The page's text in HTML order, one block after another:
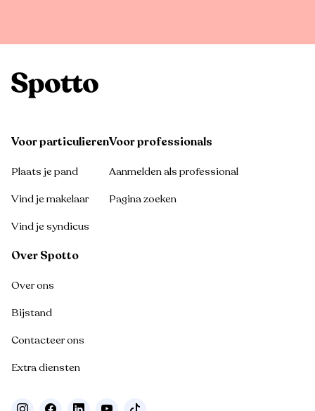
Voor particulieren
Plaats je pand
Vind je makelaar
Vind je syndicus
Voor professionals
Aanmelden als professional
Pagina zoeken
Over Spotto
Over ons
Bijstand
Contacteer ons
Extra diensten